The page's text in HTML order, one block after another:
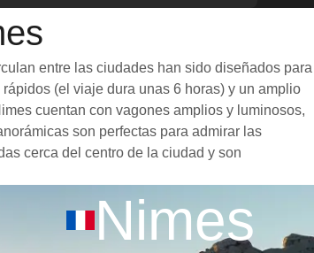
entre las ciudades han sido diseñados para
(el viaje dura unas 6 horas) y un amplio
cuentan con vagones amplios y luminosos,
son perfectas para admirar las
cerca del centro de la ciudad y son
Nimes